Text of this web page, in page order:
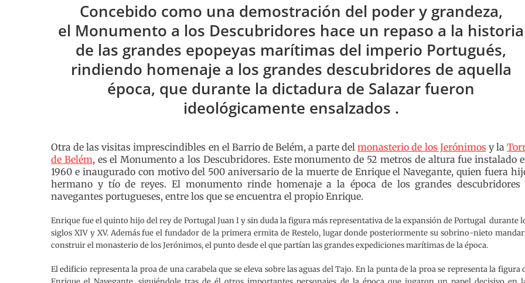
Concebido como una demostración del poder y grandeza,
el Monumento a los Descubridores hace un repaso a la historia
de las grandes epopeyas marítimas del imperio Portugués,
rindiendo homenaje a los grandes descubridores de aquella
época, que durante la dictadura de Salazar fueron
ideológicamente ensalzados .
Otra de las visitas imprescindibles en el Barrio de Belém, a parte delmonasterio de los Jerónimosy la
de Belém, es el Monumento a los Descubridores. Este monumento de 52 metros de altura fue instalado
1960 e inaugurado con motivo del 500 aniversario de la muerte de Enrique el Navegante, quien fuera
hermano y tío de reyes. El monumento rinde homenaje a la época de los grandes descubridores
navegantes portugueses, entre los que se encuentra el propio Enrique.
Enrique fue el quinto hijo del rey de Portugal Juan I y sin duda la figura más representativa de la expansión de Portugal durante
siglos XIV y XV. Además fue el fundador de la primera ermita de Restelo, lugar donde posteriormente su sobrino-nieto
construir el monasterio de los Jerónimos, el punto desde el que partían las grandes expediciones marítimas de la época.
El edificio representa la proa de una carabela que se eleva sobre las aguas del Tajo. En la punta de la proa se representa la figura